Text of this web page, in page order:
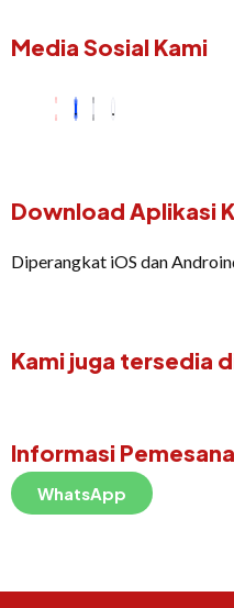
Media Sosial Kami
Download Aplikasi
Diperangkat iOS dan
Kami juga tersedia
Informasi
WhatsApp